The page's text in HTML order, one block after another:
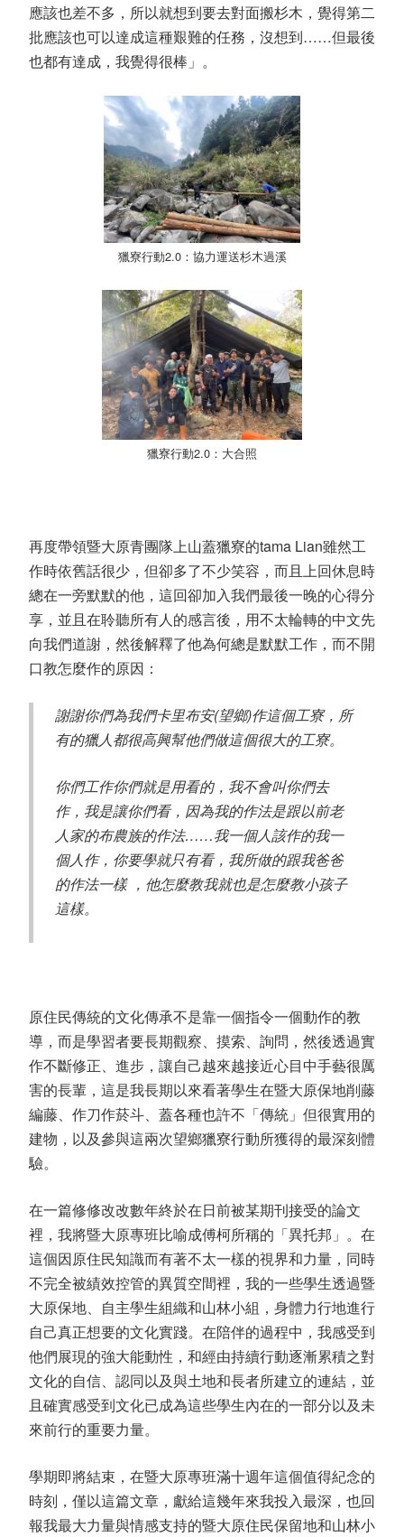
應該也差不多，所以就想到要去對面搬杉木，覺得第二
批應該也可以達成這種艱難的任務，沒想到……但最後
也都有達成，我覺得很棒」。
獵寮行動2.0：協力運送杉木過溪
獵寮行動2.0 ：大合照
再度帶領暨大原青團隊上山蓋獵寮的tama Lian雖然工
作時依舊話很少，但卻多了不少笑容，而且上回休息時
總在一旁默默的他，這回卻加入我們最後一晚的心得分
享，並且在聆聽所有人的感言後，用不太輪轉的中文先
向我們道謝，然後解釋了他為何總是默默工作，而不開
口教怎麼作的原因：
謝謝你們為我們卡里布安(望鄉)作這個工寮，所
有的獵人都很高興幫他們做這個很大的工寮。
你們工作你們就是用看的，我不會叫你們去
作，我是讓你們看，因為我的作法是跟以前老
人家的布農族的作法……我一個人該作的我一
個人作，你要學就只有看，我所做的跟我爸爸
的作法一樣 ，他怎麼教我就也是怎麼教小孩子
這樣。
原住民傳統的文化傳承不是靠一個指令一個動作的教
導，而是學習者要長期觀察、摸索、詢問，然後透過實
作不斷修正、進步，讓自己越來越接近心目中手藝很厲
害的長輩，這是我長期以來看著學生在暨大原保地削藤
編藤、作刀作菸斗、蓋各種也許不「傳統」但很實用的
建物，以及參與這兩次望鄉獵寮行動所獲得的最深刻體
驗。
在一篇修修改改數年終於在日前被某期刊接受的論文
裡，我將暨大原專班比喻成傅柯所稱的「異托邦」。在
這個因原住民知識而有著不太一樣的視界和力量，同時
不完全被績效控管的異質空間裡，我的一些學生透過暨
大原保地、自主學生組織和山林小組，身體力行地進行
自己真正想要的文化實踐。在陪伴的過程中，我感受到
他們展現的強大能動性，和經由持續行動逐漸累積之對
文化的自信、認同以及與土地和長者所建立的連結，並
且確實感受到文化已成為這些學生內在的一部分以及未
來前行的重要力量。
學期即將結束，在暨大原專班滿十週年這個值得紀念的
時刻，僅以這篇文章，獻給這幾年來我投入最深，也回
報我最大力量與情感支持的暨大原住民保留地和山林小